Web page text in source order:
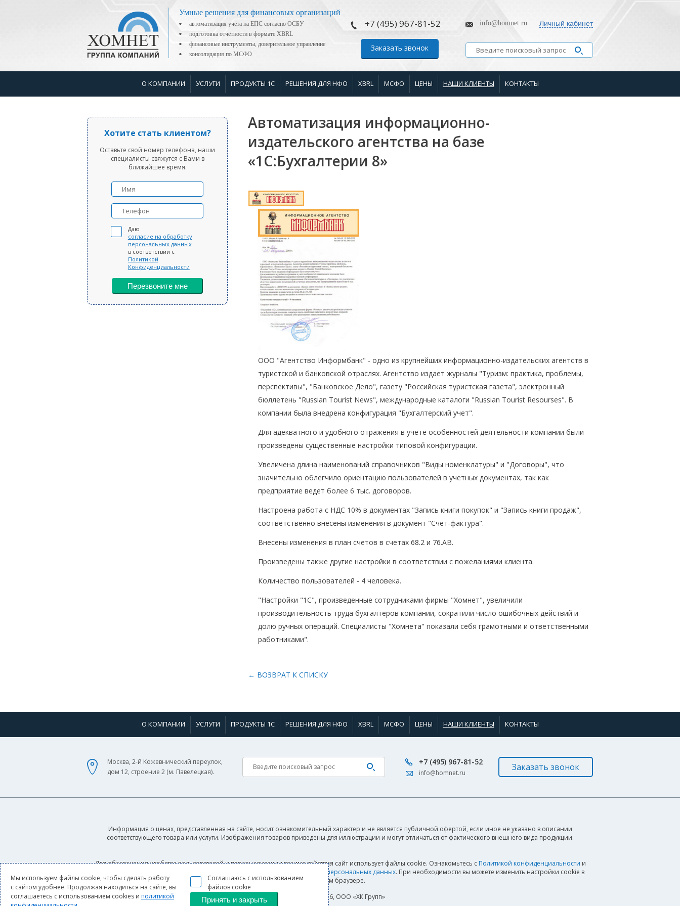
Умные решения для финансовых организаций
автоматизация учёта на ЕПС согласно ОСБУ
подготовка отчётности в формате XBRL
финансовые инструменты, доверительное управление
консолидация по МСФО
+7 (495) 967-81-52
Заказать звонок
info@homnet.ru Личный кабинет
О КОМПАНИИ УСЛУГИ ПРОДУКТЫ 1С РЕШЕНИЯ ДЛЯ НФО XBRL МСФО ЦЕНЫ НАШИ КЛИЕНТЫ КОНТАКТЫ
Хотите стать клиентом?
Оставьте свой номер телефона, наши
специалисты свяжутся с Вами в
ближайшее время.
Даю
согласие на обработку
персональных данных
в соответствии с
Политикой
Конфиденциальности
Перезвоните мне
Автоматизация информационно-
издательского агентства на базе
«1С:Бухгалтерии 8»
ООО "Агентство Информбанк" - одно из крупнейших информационно-издательских агентств в
туристской и банковской отраслях. Агентство издает журналы "Туризм: практика, проблемы,
перспективы", "Банковское Дело", газету "Российская туристская газета", электронный
бюллетень "Russian Tourist News", международные каталоги "Russian Tourist Resourses". В
компании была внедрена конфигурация "Бухгалтерский учет".
Для адекватного и удобного отражения в учете особенностей деятельности компании были
произведены существенные настройки типовой конфигурации.
Увеличена длина наименований справочников "Виды номенклатуры" и "Договоры", что
значительно облегчило ориентацию пользователей в учетных документах, так как
предприятие ведет более 6 тыс. договоров.
Настроена работа с НДС 10% в документах "Запись книги покупок" и "Запись книги продаж",
соответственно внесены изменения в документ "Счет-фактура".
Внесены изменения в план счетов в счетах 68.2 и 76.АВ.
Произведены также другие настройки в соответствии с пожеланиями клиента.
Количество пользователей - 4 человека.
"Настройки "1С", произведенные сотрудниками фирмы "Хомнет", увеличили
производительность труда бухгалтеров компании, сократили число ошибочных действий и
долю ручных операций. Специалисты "Хомнета" показали себя грамотными и ответственными
работниками".
← ВОЗВРАТ К СПИСКУ
О КОМПАНИИ УСЛУГИ ПРОДУКТЫ 1С РЕШЕНИЯ ДЛЯ НФО XBRL МСФО ЦЕНЫ НАШИ КЛИЕНТЫ КОНТАКТЫ
Москва, 2-й Кожевнический переулок,
дом 12, строение 2 (м. Павелецкая).
+7 (495) 967-81-52
info@homnet.ru
Заказать звонок
Информация о ценах, представленная на сайте, носит ознакомительный характер и не является публичной офертой, если иное не указано в описании
соответствующего товара или услуги. Изображения товаров приведены для иллюстрации и могут отличаться от фактического внешнего вида продукции.
Для обеспечения удобства пользователей и персонализации взаимодействия сайт использует файлы cookie. Ознакомьтесь с Политикой конфиденциальности и
Согласием на обработку персональных данных. При необходимости вы можете изменить настройки cookie в
своём браузере.
© 2000–2026, ООО «ХК Групп»
Мы используем файлы cookie, чтобы сделать работу
с сайтом удобнее. Продолжая находиться на сайте, вы
соглашаетесь с использованием cookies и политикой
Соглашаюсь с использованием
файлов cookie
Принять и закрыть